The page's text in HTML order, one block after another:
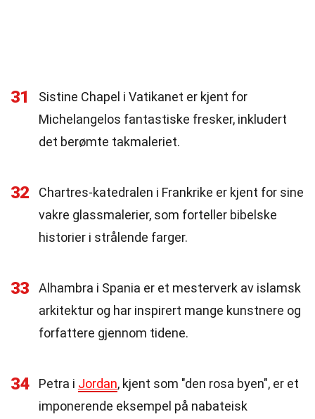
31
Sistine Chapel i Vatikanet er kjent for
Michelangelos fantastiske fresker, inkludert
det berømte takmaleriet.
32
Chartres-katedralen i Frankrike er kjent for sine
vakre glassmalerier, som forteller bibelske
historier i strålende farger.
33
Alhambra i Spania er et mesterverk av islamsk
arkitektur og har inspirert mange kunstnere og
forfattere gjennom tidene.
34 Petra i Jordan, kjent som "den rosa byen", er et
imponerende eksempel på nabateisk